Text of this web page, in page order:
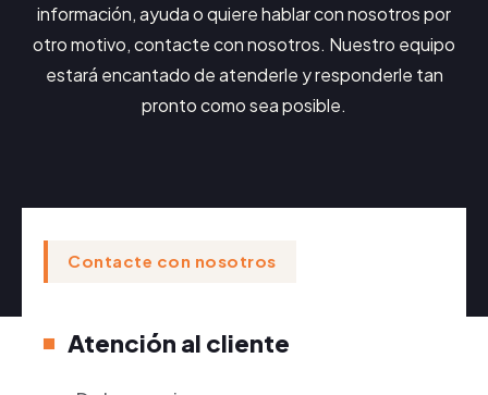
información, ayuda o quiere hablar con nosotros por
otro motivo, contacte con nosotros. Nuestro equipo
estará encantado de atenderle y responderle tan
pronto como sea posible.
Contacte con nosotros
Atención al cliente